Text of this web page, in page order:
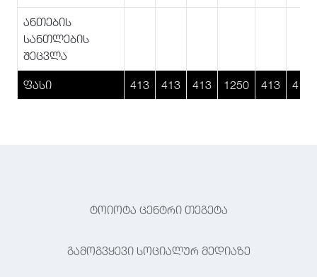
ანთების
სანთლების
შეცვლა
ფასი 413 413 413 1250 413 413
ტოიოტა ცენტრი თეგეტა
გამოგვყევი სოციალურ მედიაზე